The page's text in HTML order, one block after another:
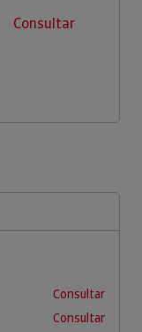
Consultar
Consultar
Consultar